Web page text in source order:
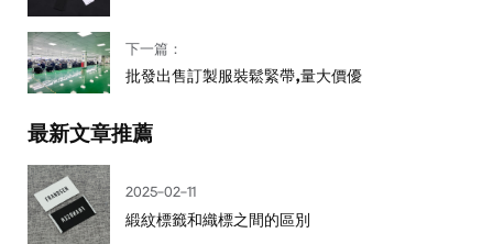
下一篇：
批發出售訂製服裝鬆緊帶,量大價優
最新文章推薦
2025-02-11
緞紋標籤和織標之間的區別